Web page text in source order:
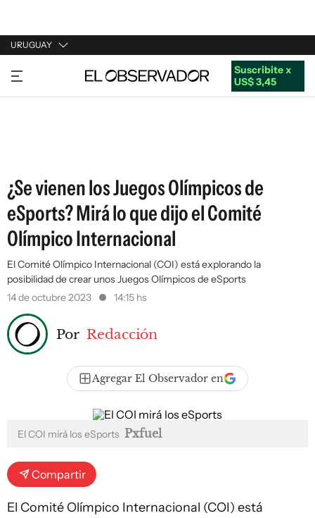
URUGUAY
URUGUAY
ARGENTINA
Suscribite x
US$ 3,45
¿Se vienen los Juegos Olímpicos de
eSports? Mirá lo que dijo el Comité
Olímpico Internacional
El Comité Olímpico Internacional (COI) está explorando la
posibilidad de crear unos Juegos Olímpicos de eSports
14 de octubre 2023
14:15 hs
Por Redacción
Agregar El Observador en
El COI mirá los eSports Pxfuel
Compartir
El Comité Olímpico Internacional (COI) está